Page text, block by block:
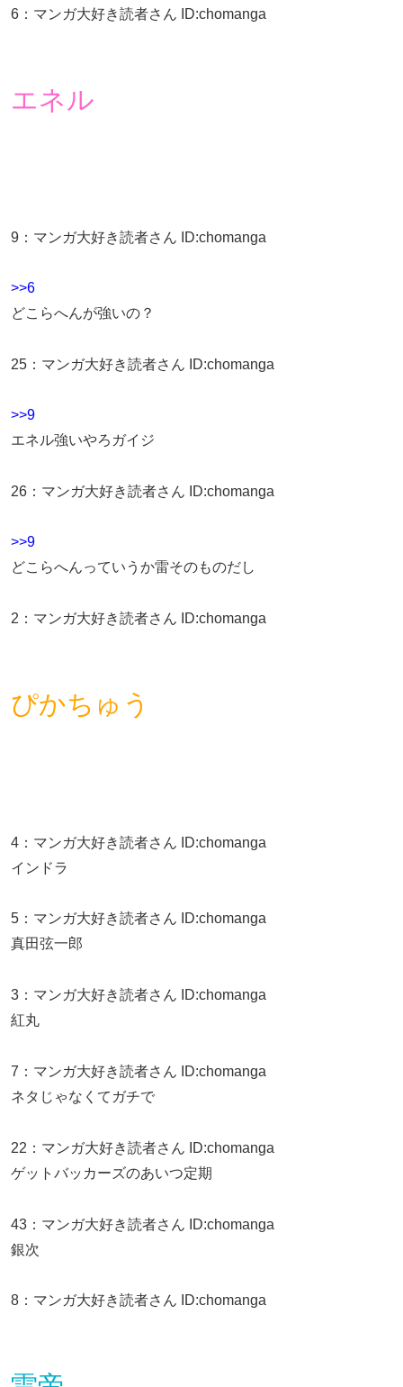
6 ： マンガ大好き読者さん ID:chomanga
エネル
9 ： マンガ大好き読者さん ID:chomanga
>>6
どこらへんが強いの？
25 ： マンガ大好き読者さん ID:chomanga
>>9
エネル強いやろガイジ
26 ： マンガ大好き読者さん ID:chomanga
>>9
どこらへんっていうか雷そのものだし
2 ： マンガ大好き読者さん ID:chomanga
ぴかちゅう
4 ： マンガ大好き読者さん ID:chomanga
インドラ
5 ： マンガ大好き読者さん ID:chomanga
真田弦一郎
3 ： マンガ大好き読者さん ID:chomanga
紅丸
7 ： マンガ大好き読者さん ID:chomanga
ネタじゃなくてガチで
22 ： マンガ大好き読者さん ID:chomanga
ゲットバッカーズのあいつ定期
43 ： マンガ大好き読者さん ID:chomanga
銀次
8 ： マンガ大好き読者さん ID:chomanga